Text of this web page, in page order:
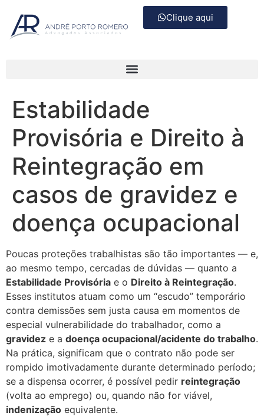
Clique aqui
Estabilidade
Provisória e Direito à
Reintegração em
casos de gravidez e
doença ocupacional
Poucas proteções trabalhistas são tão importantes — e,
ao mesmo tempo, cercadas de dúvidas — quanto a
Estabilidade Provisória e o Direito à Reintegração.
Esses institutos atuam como um “escudo” temporário
contra demissões sem justa causa em momentos de
especial vulnerabilidade do trabalhador, como a
gravidez e a doença ocupacional/acidente do trabalho.
Na prática, significam que o contrato não pode ser
rompido imotivadamente durante determinado período;
se a dispensa ocorrer, é possível pedir reintegração
(volta ao emprego) ou, quando não for viável,
indenização equivalente.